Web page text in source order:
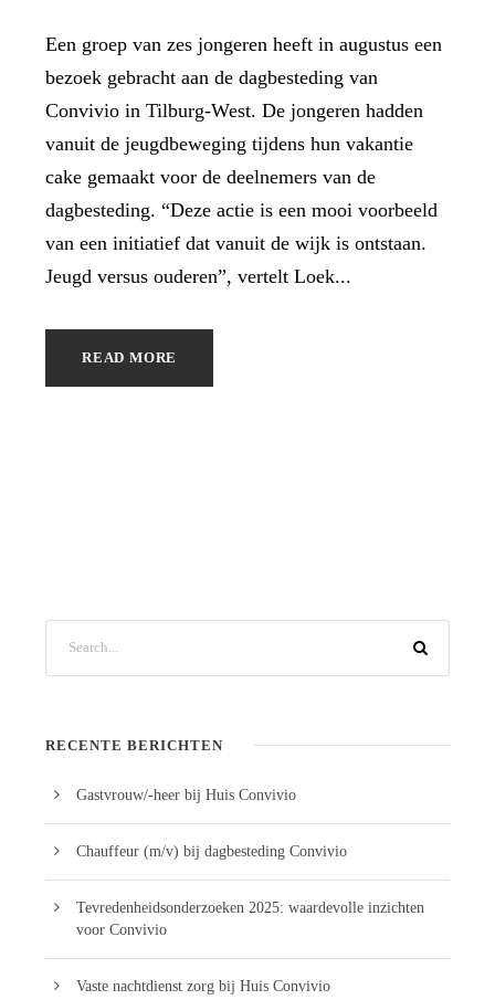
Een groep van zes jongeren heeft in augustus een
bezoek gebracht aan de dagbesteding van
Convivio in Tilburg-West. De jongeren hadden
vanuit de jeugdbeweging tijdens hun vakantie
cake gemaakt voor de deelnemers van de
dagbesteding. “Deze actie is een mooi voorbeeld
van een initiatief dat vanuit de wijk is ontstaan.
Jeugd versus ouderen”, vertelt Loek...
READ MORE
RECENTE BERICHTEN
Gastvrouw/-heer bij Huis Convivio
Chauffeur (m/v) bij dagbesteding Convivio
Tevredenheidsonderzoeken 2025: waardevolle inzichten
voor Convivio
Vaste nachtdienst zorg bij Huis Convivio